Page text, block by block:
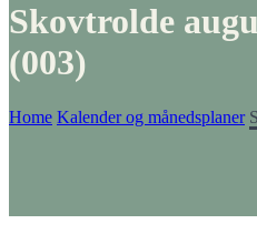
Skovtrolde
(003)
Home Kalender og månedsplaner